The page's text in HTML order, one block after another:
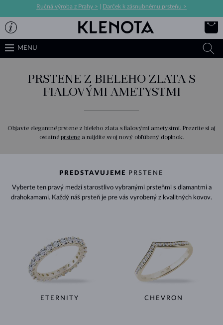
Ručná výroba z Prahy > Darček k zásnubnému prsteňu >
MENU
PRSTENE Z BIELEHO ZLATA S
FIALOVÝMI AMETYSTMI
Objavte elegantné prstene z bieleho zlata s fialovými ametystmi. Prezrite si aj
ostatné prstenea nájdite svoj nový obľúbený doplnok.
PREDSTAVUJEME PRSTENE
Vyberte ten pravý medzi starostlivo vybranými prsteňmi s diamantmi a
drahokamami. Každý náš prsteň je pre vás vyrobený z kvalitných kovov.
ETERNITY CHEVRON